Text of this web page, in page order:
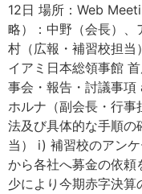
12日 場所：Web
略）：中野（会長）、
村（広報・補習校担当
イアミ日本総領事館
事会・報告・討議事
ホルナ（副会長・行
法及び具体的な手順
当） i) 補習校のアン
から各社へ募金の依
少により今期赤字決